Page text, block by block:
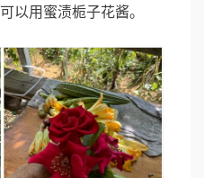
以用蜜渍栀子花酱。